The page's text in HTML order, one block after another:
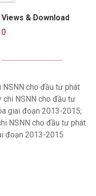
Views & Download
0
NSNN cho đầu tư phát
chi NSNN cho đầu tư
giai đoạn 2013-2015;
NSNN cho đầu tư phát
đoạn 2013-2015